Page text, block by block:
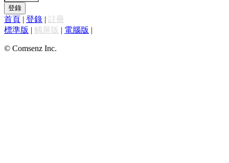
登錄
首頁 | 登錄 | 註冊
標準版 | 觸屏版 | 電腦版 |
© Comsenz Inc.